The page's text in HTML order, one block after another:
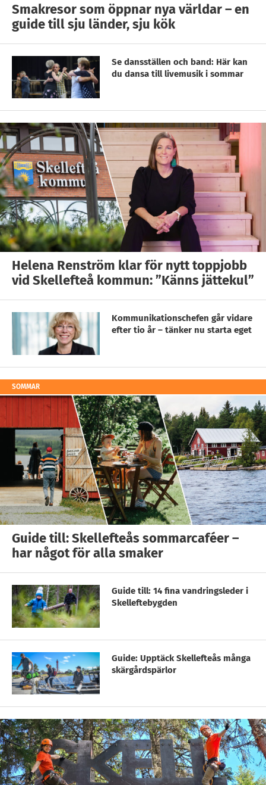
Smakresor som öppnar nya världar – en
guide till sju länder, sju kök
Se dansställen och band: Här kan
du dansa till livemusik i sommar
Helena Renström klar för nytt toppjobb
vid Skellefteå kommun: ”Känns jättekul”
Kommunikationschefen går vidare
efter tio år – tänker nu starta eget
SOMMAR
Guide till: Skellefteås sommarcaféer –
har något för alla smaker
Guide till: 14 fina vandringsleder i
Skelleftebygden
Guide: Upptäck Skellefteås många
skärgårdspärlor